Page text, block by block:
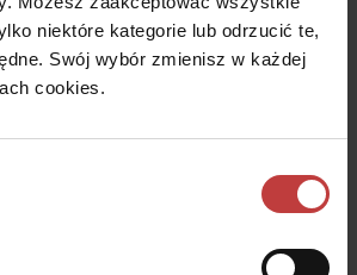
niektóre kategorie lub odrzucić te,
Swój wybór zmienisz w każdej
cookies.
uwzględniliśmy szacując koszt
Jeśli więc nie planujemy
w trybie życia – zmiany miejsca pracy,
z dotychczasowych aktywności –
w mieście
zabudową. Blokowiska z wielkiej płyty to